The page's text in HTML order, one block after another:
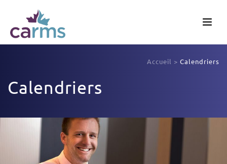
Accueil > Calendriers
Calendriers